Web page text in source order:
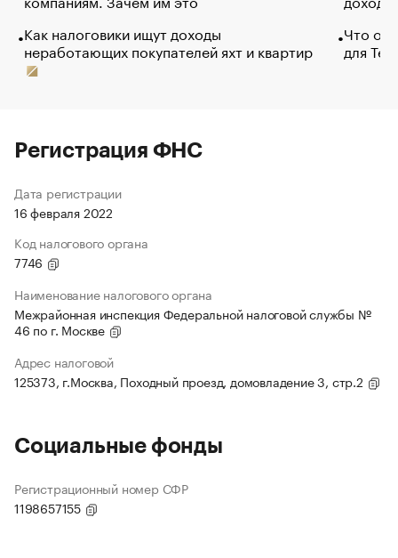
Как налоговики ищут доходы
неработающих покупателей яхт и квартир
Что
для
Регистрация ФНС
Дата регистрации
16 февраля 2022
Код налогового органа
7746
Наименование налогового органа
Межрайонная инспекция Федеральной налоговой службы №
46 по г. Москве
Адрес налоговой
125373, г.Москва, Походный проезд, домовладение 3, стр.2
Социальные фонды
Регистрационный номер СФР
1198657155